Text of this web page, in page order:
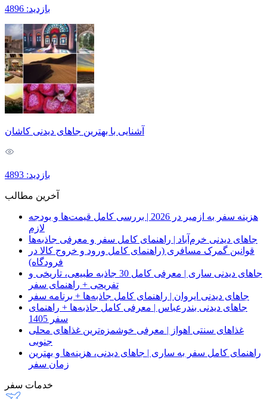
بازدید: 4896
آشنایی با بهترین جاهای دیدنی کاشان
بازدید: 4893
آخرین مطالب
هزینه سفر به ازمیر در 2026 | بررسی کامل قیمت‌ها و بودجه
لازم
جاهای دیدنی خرم‌آباد | راهنمای کامل سفر و معرفی جاذبه‌ها
قوانین گمرک مسافری (راهنمای کامل ورود و خروج کالا در
فرودگاه)
جاهای دیدنی ساری | معرفی کامل 30 جاذبه طبیعی، تاریخی و
تفریحی + راهنمای سفر
جاهای دیدنی ایروان | راهنمای کامل جاذبه‌ها + برنامه سفر
جاهای دیدنی بندرعباس | معرفی کامل جاذبه‌ها + راهنمای
سفر 1405
غذاهای سنتی اهواز | معرفی خوشمزه‌ترین غذاهای محلی
جنوبی
راهنمای کامل سفر به ساری | جاهای دیدنی، هزینه‌ها و بهترین
زمان سفر
خدمات سفر